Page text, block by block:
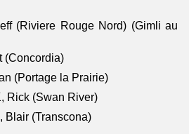
(Riviere Rouge Nord) (Gimli au
(Concordia)
(Portage la Prairie)
Rick (Swan River)
Blair (Transcona)